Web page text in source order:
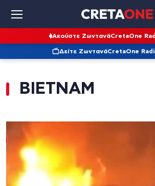
Ακούστε ΖωντανάCretaOne
Δείτε ΖωντανάCretaOne
ΒΙΕΤΝΑΜ